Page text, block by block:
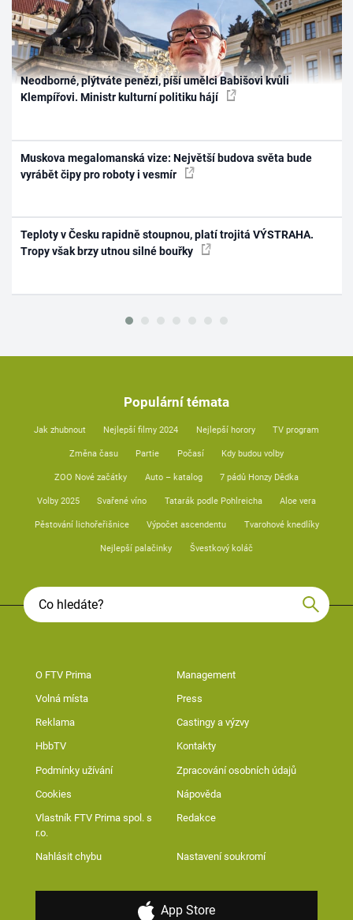
Neodborné, plýtváte penězi, píší umělci Babišovi kvůli
Klempířovi. Ministr kulturní politiku hájí
Muskova megalomanská vize: Největší budova světa bude
vyrábět čipy pro roboty i vesmír
Teploty v Česku rapidně stoupnou, platí trojitá VÝSTRAHA.
Tropy však brzy utnou silné bouřky
Populární témata
Jak zhubnout Nejlepší filmy 2024 Nejlepší horory TV program
Změna času Partie Počasí Kdy budou volby
ZOO Nové začátky Auto – katalog 7 pádů Honzy Dědka
Volby 2025 Svařené víno Tatarák podle Pohlreicha Aloe vera
Pěstování lichořeřišnice Výpočet ascendentu Tvarohové knedlíky
Nejlepší palačinky Švestkový koláč
O FTV Prima Management
Volná místa Press
Reklama Castingy a výzvy
HbbTV Kontakty
Podmínky užívání Zpracování osobních údajů
Cookies Nápověda
Vlastník FTV Prima spol. s
r.o.
Redakce
Nahlásit chybu Nastavení soukromí
App Store